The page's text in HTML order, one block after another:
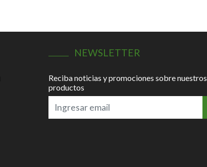
NEWSLETTER
Reciba noticias y promociones sobre nuestros
productos